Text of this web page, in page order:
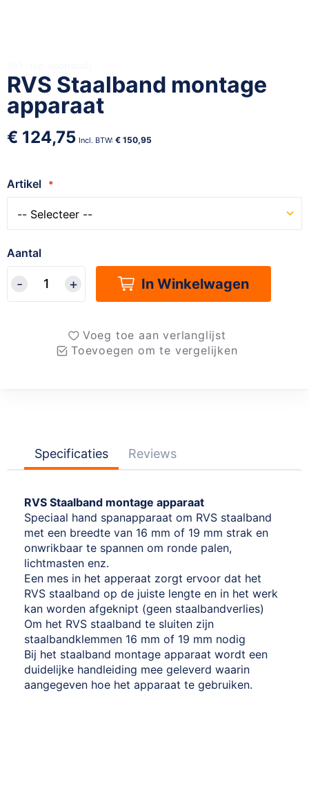
RVS Staalband montage
apparaat
€ 124,75 € 150,95
Artikel
Aantal
In Winkelwagen
Voeg toe aan verlanglijst
Toevoegen om te vergelijken
naar
het
begin
de
Specificaties Reviews
RVS Staalband montage apparaat
Speciaal hand spanapparaat om RVS staalband
met een breedte van 16 mm of 19 mm strak en
onwrikbaar te spannen om ronde palen,
lichtmasten enz.
Een mes in het apperaat zorgt ervoor dat het
RVS staalband op de juiste lengte en in het werk
kan worden afgeknipt (geen staalbandverlies)
Om het RVS staalband te sluiten zijn
staalbandklemmen 16 mm of 19 mm nodig
Bij het staalband montage apparaat wordt een
duidelijke handleiding mee geleverd waarin
aangegeven hoe het apparaat te gebruiken.